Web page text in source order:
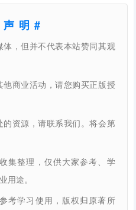
明#
，但并不代表本站赞同其观
商业活动，请您购买正版授
资源，请联系我们。将会第
集整理，仅供大家参考、学
用途。
考学习使用，版权归原著所